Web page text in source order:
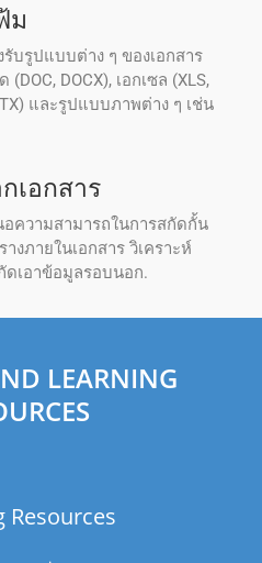
ม
บรูปแบบต่าง ๆ ของเอกสาร
DOCX), เอกเซล (XLS,
และรูปแบบภาพต่าง ๆ เช่น
เอกสาร
ความสามารถในการสกัดกั้น
งภายในเอกสาร วิเคราะห์
ดเอาข้อมูลรอบนอก.
LEARNING
Resources